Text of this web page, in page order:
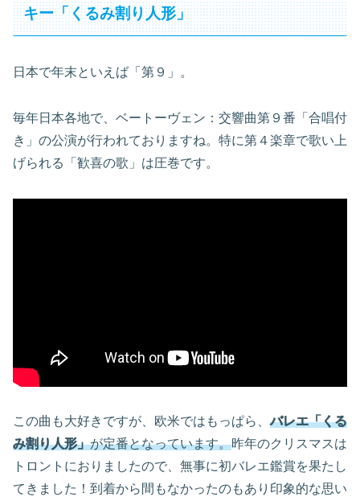
キー「くるみ割り人形」
日本で年末といえば「第９」。
毎年日本各地で、ベートーヴェン：交響曲第９番「合唱付
き」の公演が行われておりますね。特に第４楽章で歌い上
げられる「歓喜の歌」は圧巻です。
この曲も大好きですが、欧米ではもっぱら、バレエ「くる
み割り人形」が定番となっています。昨年のクリスマスは
トロントにおりましたので、無事に初バレエ鑑賞を果たし
てきました！到着から間もなかったのもあり印象的な思い